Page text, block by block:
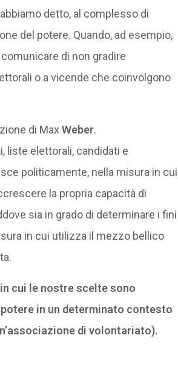
detto, al complesso di
del potere. Quando, ad esempio,
di non gradire
o a vicende che coinvolgono
di MaxWeber.
liste elettorali, candidati e
politicamente, nella misura in cui
la propria capacità di
sia in grado di determinare i fini
in cui utilizza il mezzo bellico
cui le nostre scelte sono
in un determinato contesto
di volontariato).